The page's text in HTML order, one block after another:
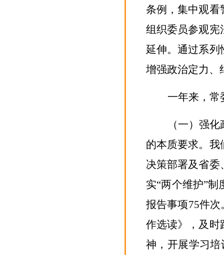
条例，集中观看
组织委员参观宪
延伸。通过系列
增强政治定力、
一年来，常
（一）强
的本质要求。我
决策部署及省委
实“两个维护”制
报告事项75件次
作选读》，及时
神， 开展学习培